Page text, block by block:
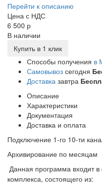
Перейти к описанию
Цена с НДС
6 500 р
В наличии
Купить в 1 клик
Способы получения в
Самовывоз сегодня
Доставка завтра
Описание
Характеристики
Документация
Доставка и оплата
Подключение 1-го 10-ти
Архивирование по месяцам
Данная программа входит
комплекса, состоящего из: